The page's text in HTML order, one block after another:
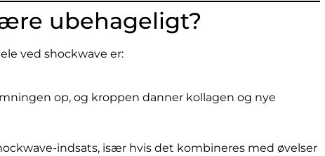
ubehageligt?
ved shockwave er:
op, og kroppen danner kollagen og nye
indsats, især hvis det kombineres med øvelser